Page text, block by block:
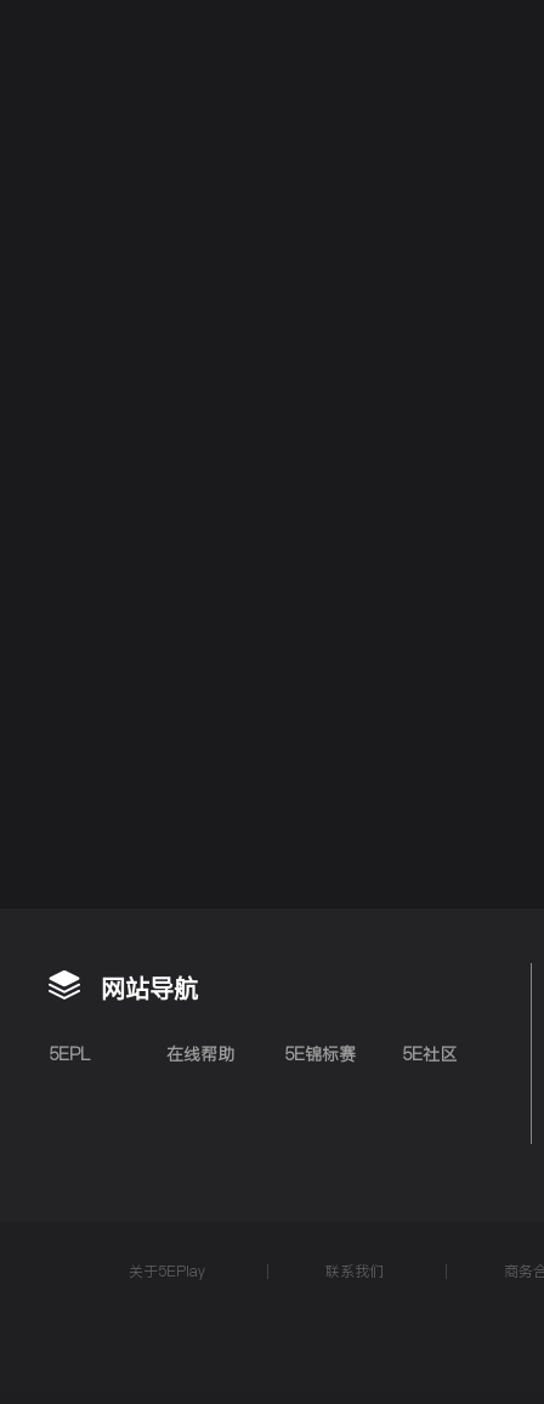
网站导航
5EPL 在线帮助 5E锦标赛 5E社区
关于5EPlay 联系我们 商务